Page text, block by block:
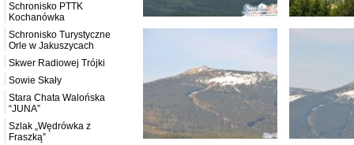
Schronisko PTTK
Kochanówka
Schronisko Turystyczne
Orle w Jakuszycach
Skwer Radiowej Trójki
Sowie Skały
Stara Chata Walońska
“JUNA”
Szlak „Wędrówka z
Fraszką”